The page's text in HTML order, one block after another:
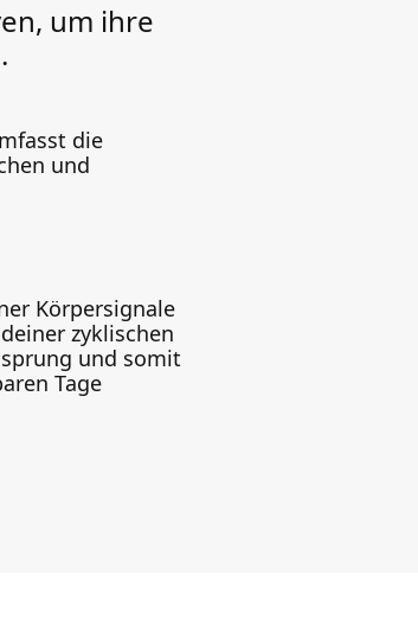
um ihre
die
und
Körpersignale
zyklischen
und somit
Tage